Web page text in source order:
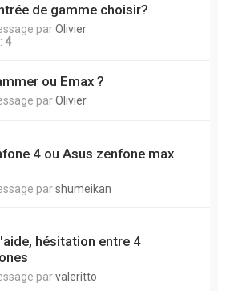
de gamme choisir?
parOlivier
4
ou Emax ?
parOlivier
4 ou Asus zenfone max
parshumeikan
hésitation entre 4
parvaleritto